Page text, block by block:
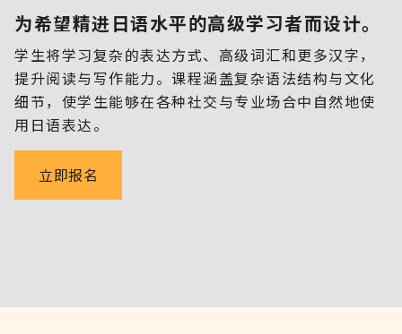
为希望精进日语水平的高级学习者而设计。
学生将学习复杂的表达方式、高级词汇和更多汉字，
提升阅读与写作能力。课程涵盖复杂语法结构与文化
细节，使学生能够在各种社交与专业场合中自然地使
用日语表达。
立即报名